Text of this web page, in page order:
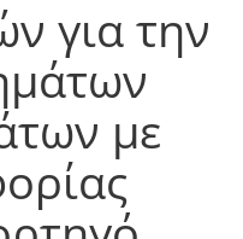
για την
με